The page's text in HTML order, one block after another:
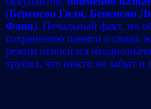
(Бененсон Гиля, Бененсон
Фаня). Печальный факт, но
сохранению памяти о своих
режим относился
трубил, что никто не забыт и